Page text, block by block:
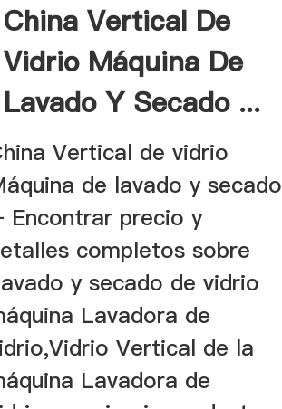
China Vertical De
Vidrio Máquina De
Lavado Y Secado ...
Vertical de vidrio
de lavado y secado
Encontrar precio y
completos sobre
y secado de vidrio
Lavadora de
Vertical de la
Lavadora de